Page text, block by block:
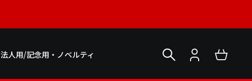
法人用/記念用・ノベルティ